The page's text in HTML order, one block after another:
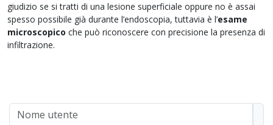
giudizio se si tratti di una lesione superficiale oppure no è assai
spesso possibile già durante l’endoscopia, tuttavia è l’esame
microscopico che può riconoscere con precisione la presenza di
infiltrazione.
Nome utente